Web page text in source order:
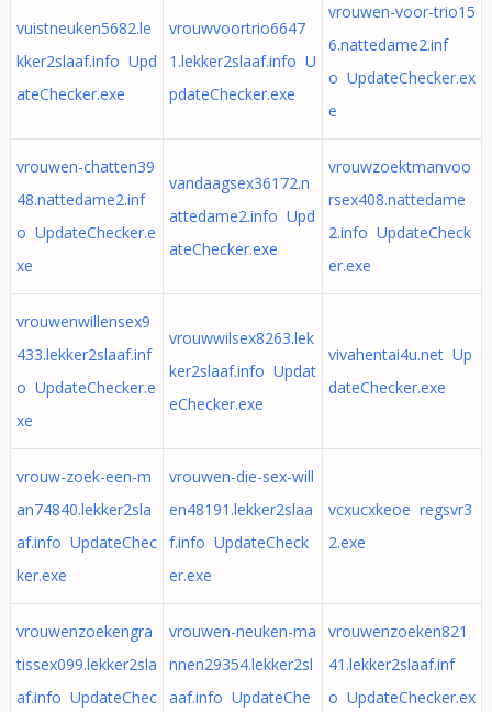
vuistneuken5682.le
kker2slaaf.info Upd
ateChecker.exe
vrouwvoortrio6647
1.lekker2slaaf.info U
pdateChecker.exe
vrouwen-voor-trio15
6.nattedame2.inf
o UpdateChecker.ex
e
vrouwen-chatten39
48.nattedame2.inf
o UpdateChecker.e
xe
vandaagsex36172.n
attedame2.info Upd
ateChecker.exe
vrouwzoektmanvoo
rsex408.nattedame
2.info UpdateCheck
er.exe
vrouwenwillensex9
433.lekker2slaaf.inf
o UpdateChecker.e
xe
vrouwwilsex8263.lek
ker2slaaf.info Updat
eChecker.exe
vivahentai4u.net Up
dateChecker.exe
vrouw-zoek-een-m
an74840.lekker2sla
af.info UpdateChec
ker.exe
vrouwen-die-sex-will
en48191.lekker2slaa
f.info UpdateCheck
er.exe
vcxucxkeoe regsvr3
2.exe
vrouwenzoekengra
tissex099.lekker2sla
af.info UpdateChec
vrouwen-neuken-ma
nnen29354.lekker2sl
aaf.info UpdateChe
vrouwenzoeken821
41.lekker2slaaf.inf
o UpdateChecker.ex